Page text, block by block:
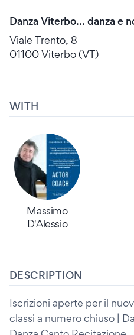
Danza Viterbo... danza e
Viale Trento, 8
01100 Viterbo (VT)
WITH
Massimo
D'Alessio
DESCRIPTION
Iscrizioni aperte per il
classi a numero chiuso |